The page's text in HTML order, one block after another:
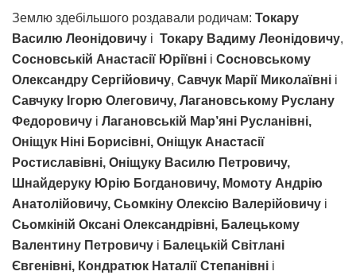
Землю здебільшого роздавали родичам: Токару
Василю Леонідовичу і Токару Вадиму Леонідовичу,
Сосновській Анастасії Юріївні і Сосновському
Олександру Сергійовичу, Савчук Марії Миколаївні і
Савчуку Ігорю Олеговичу, Лагановському Руслану
Федоровичу і Лагановській Мар’яні Русланівні,
Оніщук Ніні Борисівні, Оніщук Анастасії
Ростиславівні, Оніщуку Василю Петровичу,
Шнайдеруку Юрію Богдановичу, Момоту Андрію
Анатолійовичу, Сьомкіну Олексію Валерійовичу і
Сьомкіній Оксані Олександрівні, Балецькому
Валентину Петровичу і Балецькій Світлані
Євгенівні, Кондратюк Наталії Степанівні і